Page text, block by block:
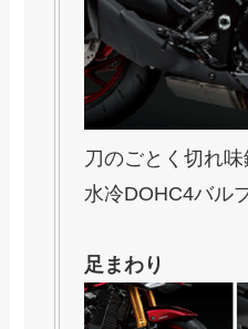
刀のごとく切れ
水冷DOHC4バル
足まわり